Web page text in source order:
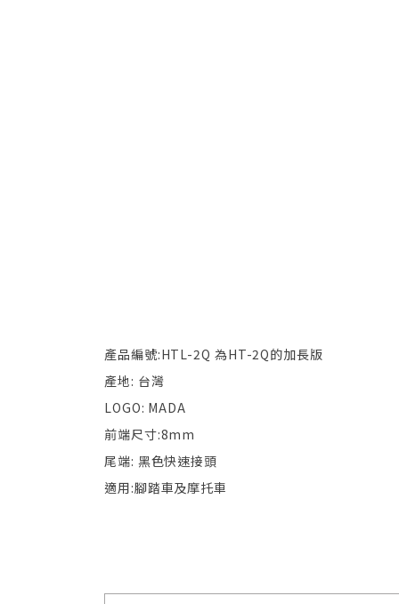
產品編號:HTL-2Q 為HT-2Q的加長版
產地: 台灣
LOGO: MADA
前端尺寸:8mm
尾端: 黑色快速接頭
適用:腳踏車及摩托車